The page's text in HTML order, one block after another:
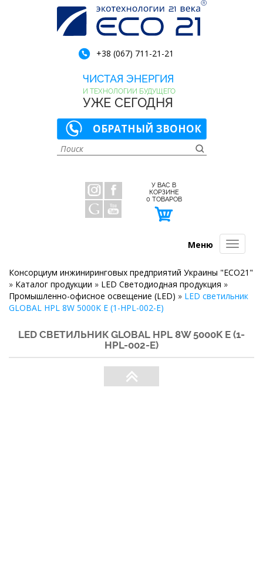
+38 (067) 711-21-21
ЧИСТАЯ ЭНЕРГИЯ
И ТЕХНОЛОГИИ БУДУЩЕГО
УЖЕ СЕГОДНЯ
ОБРАТНЫЙ ЗВОНОК
У ВАС В
КОРЗИНЕ
0 ТОВАРОВ
Меню
Консорциум инжиниринговых предприятий Украины "ECO21"
» Каталог продукции » LED Светодиодная продукция »
Промышленно-офисное освещение (LED) » LED светильник
GLOBAL HPL 8W 5000K E (1-HPL-002-E)
LED СВЕТИЛЬНИК GLOBAL HPL 8W 5000K E (1-
HPL-002-E)